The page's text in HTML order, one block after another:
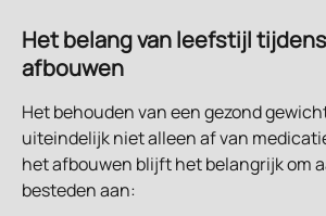
Het belang van leefstijl
afbouwen
Het behouden van een gezond
uiteindelijk niet alleen af van
het afbouwen blijft het belangrijk om
besteden aan: